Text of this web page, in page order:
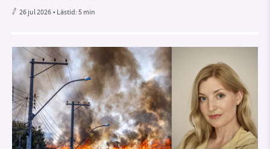
26 jul 2026• Lästid:5 min